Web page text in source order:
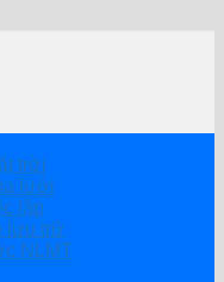
trời
lưới
lập
lưu trữ
NLMT